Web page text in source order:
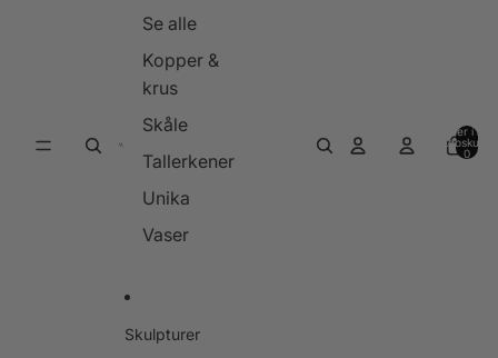
Se alle
Kopper &
krus
Skåle
Tallerkener
Unika
Vaser
Skulpturer
Varer i alt i
0